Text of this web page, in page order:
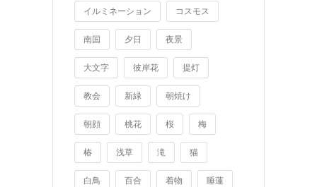
イルミネーション コスモス
南国 夕日 夜景
大文字 彼岸花 提灯
教会 新緑 朝焼け
朝顔 桃花 桜 梅
椿 浅草 滝 猫
白鳥 百合 着物 睡蓮